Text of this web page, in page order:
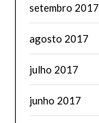
setembro 2017
agosto 2017
julho 2017
junho 2017